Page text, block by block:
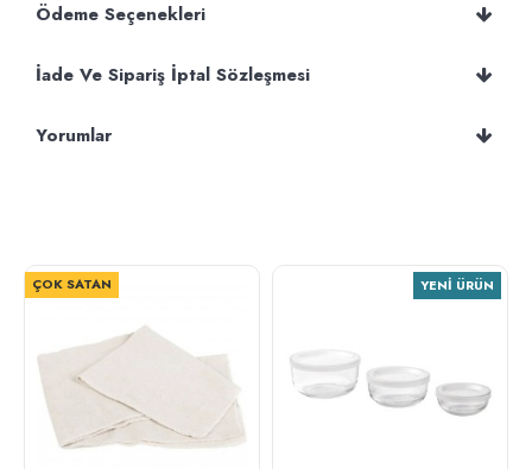
Ödeme Seçenekleri
İade Ve Sipariş İptal Sözleşmesi
Yorumlar
ÇOK SATAN YENI ÜRÜN